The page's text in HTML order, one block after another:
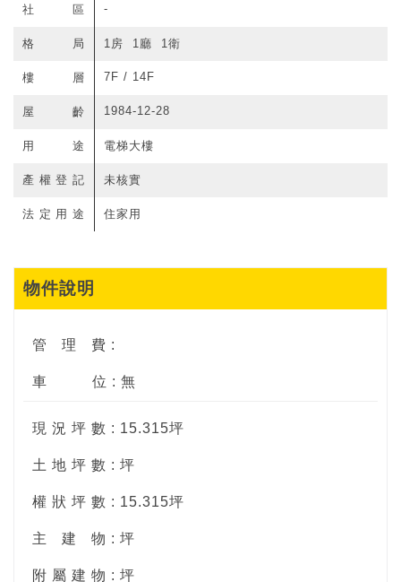
社區 -
格局 1房 1廳 1衛
樓層 7F / 14F
屋齡 1984-12-28
用途 電梯大樓
產權登記 未核實
法定用途 住家用
物件說明
管 理 費 :
車 位 : 無
現 況 坪 數 : 15.315坪
土 地 坪 數 : 坪
權 狀 坪 數 : 15.315坪
主 建 物 : 坪
附 屬 建 物 : 坪